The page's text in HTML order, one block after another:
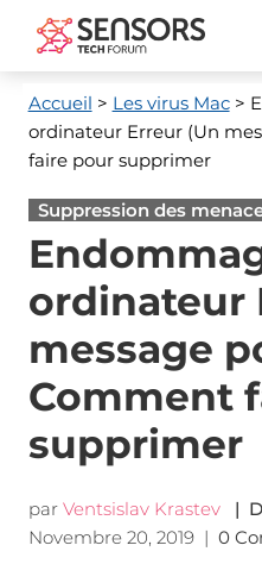
Accueil > Les virus Mac>
ordinateur Erreur (Un
faire pour supprimer
Suppression des
ordinateur
message
Comment
supprimer
par Ventsislav Krastev
|
Novembre 20, 2019| 0